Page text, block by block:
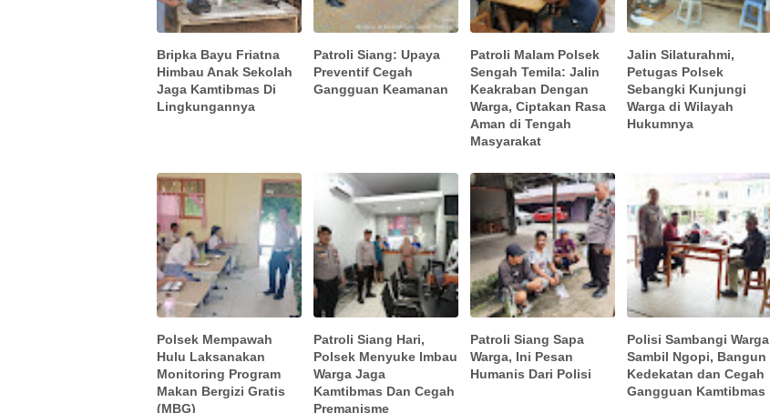
Bripka Bayu Friatna
Himbau Anak Sekolah
Jaga Kamtibmas Di
Lingkungannya
Patroli Siang: Upaya
Preventif Cegah
Gangguan Keamanan
Patroli Malam Polsek
Sengah Temila: Jalin
Keakraban Dengan
Warga, Ciptakan Rasa
Aman di Tengah
Masyarakat
Jalin Silaturahmi,
Petugas Polsek
Sebangki Kunjungi
Warga di Wilayah
Hukumnya
Polsek Mempawah
Hulu Laksanakan
Monitoring Program
Makan Bergizi Gratis
(MBG)
Patroli Siang Hari,
Polsek Menyuke Imbau
Warga Jaga
Kamtibmas Dan Cegah
Premanisme
Patroli Siang Sapa
Warga, Ini Pesan
Humanis Dari Polisi
Polisi Sambangi Warga
Sambil Ngopi, Bangun
Kedekatan dan Cegah
Gangguan Kamtibmas